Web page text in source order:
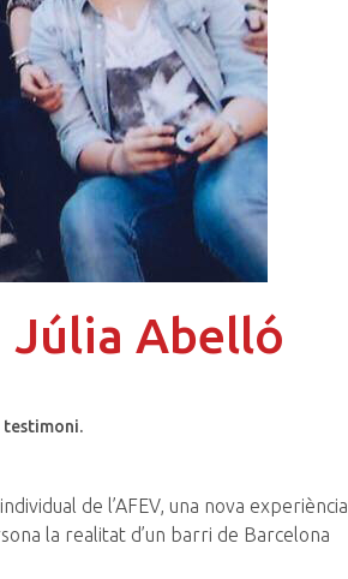
Júlia Abelló
testimoni.
de l’AFEV, una nova experiència
la realitat d’un barri de Barcelona